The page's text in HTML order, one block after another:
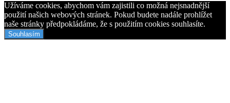
Užíváme cookies, abychom vám zajistili co možná nejsnadnější
použití našich webových stránek. Pokud budete nadále prohlížet
naše stránky předpokládáme, že s použitím cookies souhlasíte.
Souhlasím